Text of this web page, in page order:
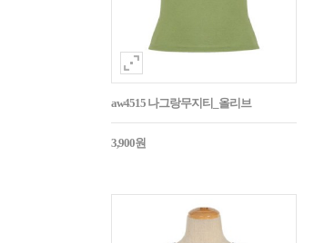
aw4515 나그랑무지티_올리브
3,900원